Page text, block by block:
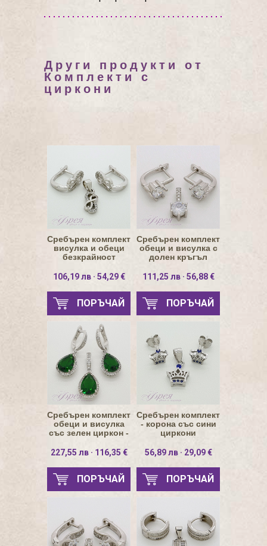
Други продукти от
Комплекти с
циркони
Сребърен комплект
висулка и обеци
безкрайност
106,19 лв · 54,29 €
ПОРЪЧАЙ
Сребърен комплект
обеци и висулка с
долен кръгъл
111,25 лв · 56,88 €
ПОРЪЧАЙ
Сребърен комплект
обеци и висулка
със зелен циркон -
227,55 лв · 116,35 €
ПОРЪЧАЙ
Сребърен комплект
- корона със сини
циркони
56,89 лв · 29,09 €
ПОРЪЧАЙ